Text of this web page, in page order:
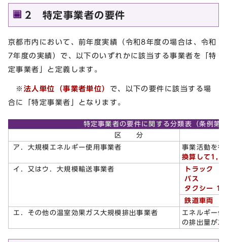
2 特定事業者の要件
京都市内において、前年度実績（令和8年度の場合は、令和
7年度の実績）で、以下のいずれかに該当する事業者を「特
定事業者」と定義します。
※ 法人単位（事業者単位） で、以下の要件に該当する場
合に「特定事業者」となります。
特定事業者の要件に関する分類表（条例
区 分
ア．大規模エネルギー使用事業者
事業活動を
換算して
イ．又はウ．大規模輸送事業者
トラック
バス 100
タクシー
鉄道車両
エ．その他の温室効果ガス大規模排出事業者
エネルギー
の排出量が二